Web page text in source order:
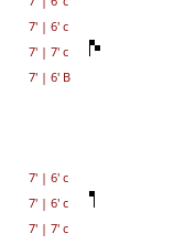
7'| 6' c
7'| 7' c
7'| 6' B
7'| 6' c
7'| 6' c
7'| 7' c